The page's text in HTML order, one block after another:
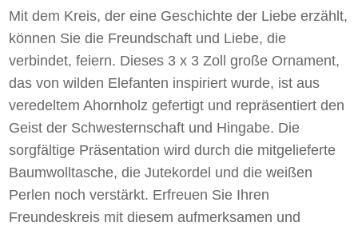
Mit dem Kreis, der eine Geschichte der Liebe erzählt,
können Sie die Freundschaft und Liebe, die
verbindet, feiern. Dieses 3 x 3 Zoll große Ornament,
das von wilden Elefanten inspiriert wurde, ist aus
veredeltem Ahornholz gefertigt und repräsentiert den
Geist der Schwesternschaft und Hingabe. Die
sorgfältige Präsentation wird durch die mitgelieferte
Baumwolltasche, die Jutekordel und die weißen
Perlen noch verstärkt. Erfreuen Sie Ihren
Freundeskreis mit diesem aufmerksamen und